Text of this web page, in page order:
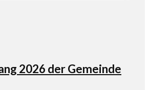
2026 der Gemeinde